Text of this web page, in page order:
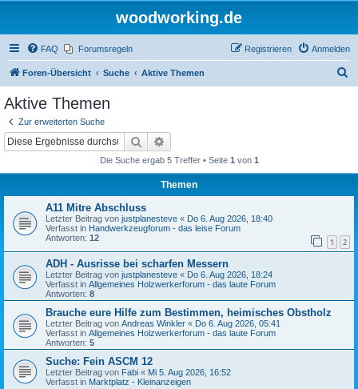
woodworking.de
FAQ Forumsregeln Anmelden
Registrieren
Foren-Übersicht Suche Aktive Themen
Aktive Themen
Zur erweiterten Suche
Suche
Die Suche ergab 5 Treffer • Seite 1 von 1
Themen
A11 Mitre Abschluss
Letzter Beitrag von justplanesteve « Do 6. Aug 2026, 18:40
Verfasst in Handwerkzeugforum - das leise Forum
Antworten: 12 1 2
ADH - Ausrisse bei scharfen Messern
Letzter Beitrag von justplanesteve « Do 6. Aug 2026, 18:24
Verfasst in Allgemeines Holzwerkerforum - das laute Forum
Antworten: 8
Brauche eure Hilfe zum Bestimmen, heimisches Obstholz
Letzter Beitrag von Andreas Winkler « Do 6. Aug 2026, 05:41
Verfasst in Allgemeines Holzwerkerforum - das laute Forum
Antworten: 5
Suche: Fein ASCM 12
Letzter Beitrag von Fabi « Mi 5. Aug 2026, 16:52
Verfasst in Marktplatz - Kleinanzeigen